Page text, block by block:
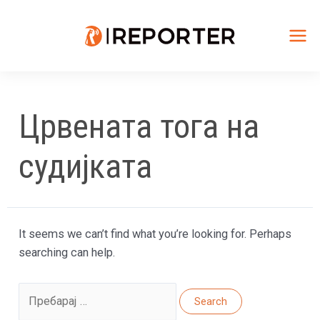
Црвената тога на
судијката
It seems we can’t find what you’re looking for. Perhaps
searching can help.